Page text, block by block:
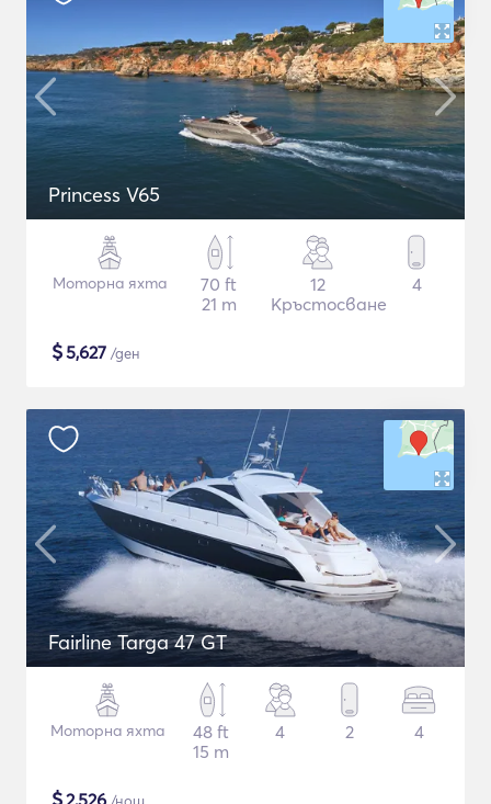
Princess V65
Моторна яхта
70 ft
21 m
12
Кръстосване
4
$5,627 /ден
Fairline Targa 47 GT
Моторна яхта
48 ft
15 m
4 2 4
2,526